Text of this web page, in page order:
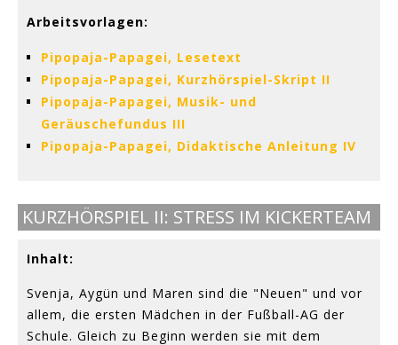
Arbeitsvorlagen:
Pipopaja-Papagei, Lesetext
Pipopaja-Papagei, Kurzhörspiel-Skript II
Pipopaja-Papagei, Musik- und
Geräuschefundus III
Pipopaja-Papagei, Didaktische Anleitung IV
KURZHÖRSPIEL II: STRESS IM KICKERTEAM
Inhalt:
Svenja, Aygün und Maren sind die "Neuen" und vor
allem, die ersten Mädchen in der Fußball-AG der
Schule. Gleich zu Beginn werden sie mit dem